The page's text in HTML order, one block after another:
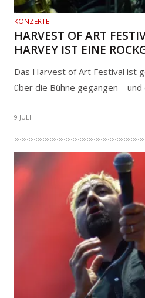
KONZERTE
HARVEST OF ART
HARVEY IST EINE
Das Harvest of Art Festival ist
über die Bühne gegangen –
9 JULI